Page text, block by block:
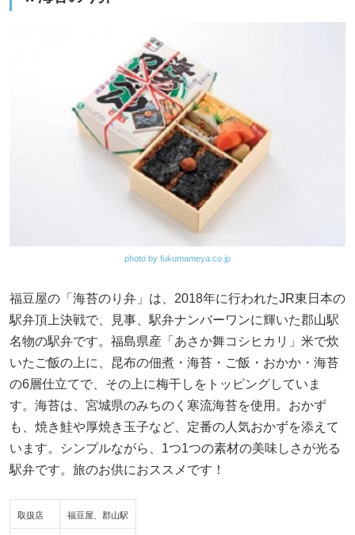
photo by fukumameya.co.jp
福豆屋の「海苔のり弁」は、2018年に行われたJR東日本の
駅弁頂上決戦で、見事、駅弁ナンバーワンに輝いた郡山駅
名物の駅弁です。福島県産「あさか舞コシヒカリ」米で炊
いたご飯の上に、昆布の佃煮・海苔・ご飯・おかか・海苔
の6層仕立てで、その上に梅干しをトッピングしていま
す。海苔は、宮城県のみちのく寒流海苔を使用。おかず
も、焼き鮭や厚焼き玉子など、定番の人気おかずを添えて
います。シンプルながら、1つ1つの素材の美味しさが光る
駅弁です。旅のお供におススメです！
取扱店 福豆屋、郡山駅